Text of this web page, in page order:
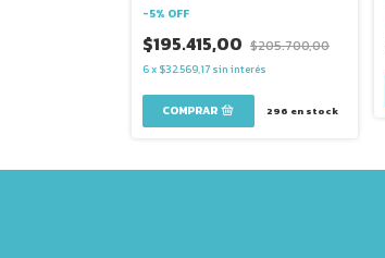
-5% OFF
$195.415,00 $205.700,00
6x $32.569,17 sin interés
296 en stock